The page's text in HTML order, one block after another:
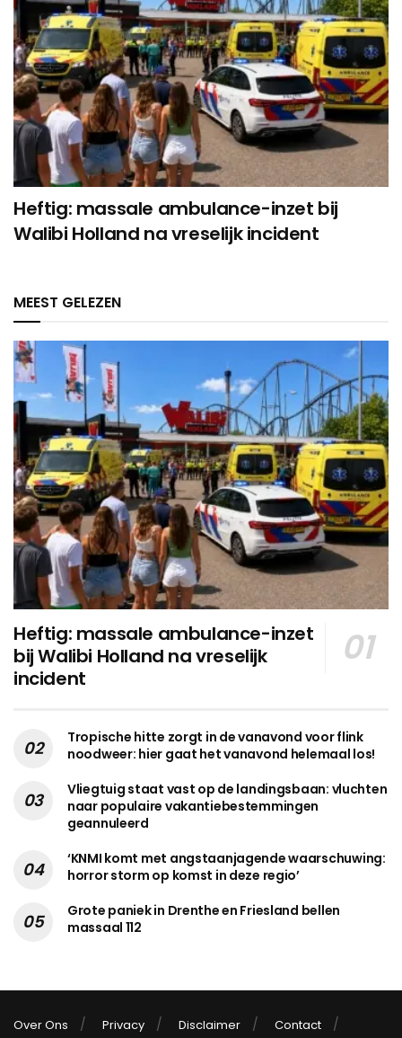
Heftig: massale ambulance-inzet bij
Walibi Holland na vreselijk incident
MEEST GELEZEN
Heftig: massale ambulance-inzet
bij Walibi Holland na vreselijk
incident
Tropische hitte zorgt in de vanavond voor flink
noodweer: hier gaat het vanavond helemaal los!
Vliegtuig staat vast op de landingsbaan: vluchten
naar populaire vakantiebestemmingen
geannuleerd
‘KNMI komt met angstaanjagende waarschuwing:
horror storm op komst in deze regio’
Grote paniek in Drenthe en Friesland bellen
massaal 112
Over Ons Privacy Disclaimer
Contact